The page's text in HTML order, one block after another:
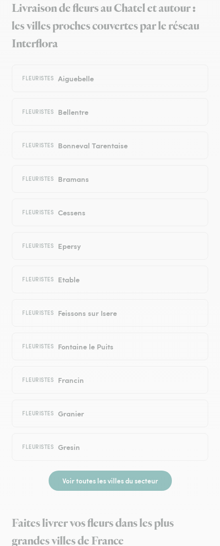
Livraison de fleurs au Chatel et autour :
les villes proches couvertes par le réseau
Interflora
FLEURISTES Aiguebelle
FLEURISTES Bellentre
FLEURISTES Bonneval Tarentaise
FLEURISTES Bramans
FLEURISTES Cessens
FLEURISTES Epersy
FLEURISTES Etable
FLEURISTES Feissons sur Isere
FLEURISTES Fontaine le Puits
FLEURISTES Francin
FLEURISTES Granier
FLEURISTES Gresin
Voir toutes les villes du secteur
Faites livrer vos fleurs dans les plus
grandes villes de France